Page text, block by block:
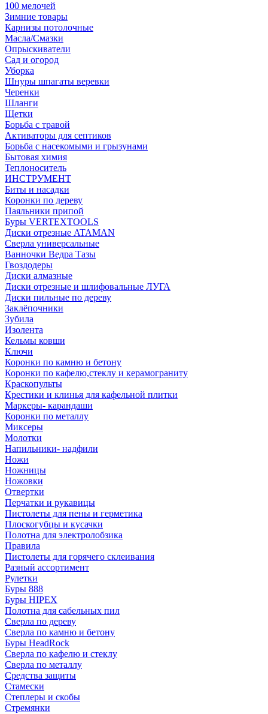
100 мелочей
Зимние товары
Карнизы потолочные
Масла/Смазки
Опрыскиватели
Сад и огород
Уборка
Шнуры шпагаты веревки
Черенки
Шланги
Щетки
Борьба с травой
Активаторы для септиков
Борьба с насекомыми и грызунами
Бытовая химия
Теплоноситель
ИНСТРУМЕНТ
Биты и насадки
Коронки по дереву
Паяльники припой
Буры VERTEXTOOLS
Диски отрезные ATAMAN
Сверла универсальные
Ванночки Ведра Тазы
Гвоздодеры
Диски алмазные
Диски отрезные и шлифовальные ЛУГА
Диски пильные по дереву
Заклёпочники
Зубила
Изолента
Кельмы ковши
Ключи
Коронки по камню и бетону
Коронки по кафелю,стеклу и керамограниту
Краскопульты
Крестики и клинья для кафельной плитки
Маркеры- карандаши
Коронки по металлу
Миксеры
Молотки
Напильники- надфили
Ножи
Ножницы
Ножовки
Отвертки
Перчатки и рукавицы
Пистолеты для пены и герметика
Плоскогубцы и кусачки
Полотна для электролобзика
Правила
Пистолеты для горячего склеивания
Разный ассортимент
Рулетки
Буры 888
Буры HIPEX
Полотна для сабельных пил
Сверла по дереву
Сверла по камню и бетону
Буры HeadRock
Сверла по кафелю и стеклу
Сверла по металлу
Средства защиты
Стамески
Степлеры и скобы
Стремянки